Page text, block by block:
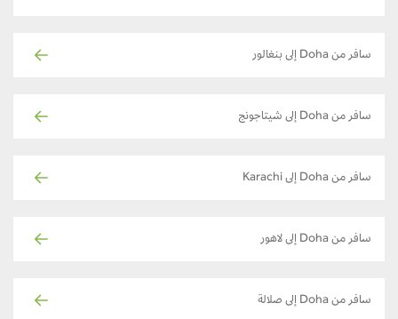
سافر من Doha إلى بنغالور
سافر من Doha إلى شيتاجونج
سافر من Doha إلى Karachi
سافر من Doha إلى لاهور
سافر من Doha إلى صلالة